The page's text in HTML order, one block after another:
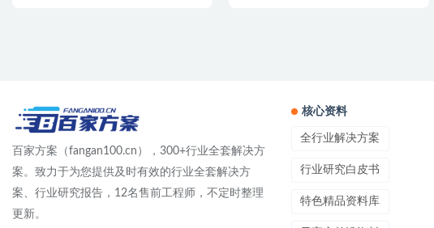
百家方案（fangan100.cn），300+行业全套解决方
案。致力于为您提供及时有效的行业全套解决方
案、行业研究报告，12名售前工程师，不定时整理
更新。
核心资料
全行业解决方案
行业研究白皮书
特色精品资料库